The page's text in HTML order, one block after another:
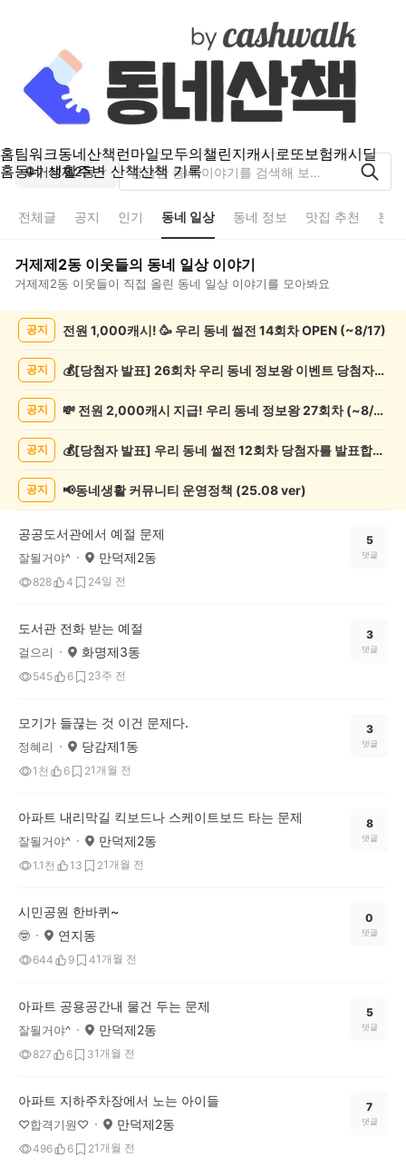
홈팀워크동네산책 런마일모두의챌린지캐시로또보험캐시딜
홈동네 생활주변 산책산책 기록
거제제2동
전체글 공지 인기 동네 일상 동네 정보 맛집 추천 분
거제제2동 이웃들의 동네 일상이야기
거제제2동 이웃들이 직접 올린 동네 일상 이야기를 모아봐요
글
공지 전원 1,000캐시! 🥳 우리 동네 썰전 14회차 OPEN (~8/17)
공지 💰[당첨자 발표] 26회차 우리 동네 정보왕 이벤트 당첨자를 발표합니다!
공지 💸 전원 2,000캐시 지급! 우리 동네 정보왕 27회차 (~8/10)
공지 💰[당첨자 발표] 우리 동네 썰전 12회차 당첨자를 발표합니다!
공지 📢동네생활 커뮤니티 운영정책 (25.08 ver)
공공도서관에서 예절 문제
잘될거야^ 만덕제2동
828 4 24일 전
5
댓글
도서관 전화 받는 예절
걸으리 화명제3동
545 6 23주 전
3
댓글
모기가 들끊는 것 이건 문제다.
정혜리 당감제1동
1천 6 21개월 전
3
댓글
아파트 내리막길 킥보드나 스케이트보드 타는 문제
잘될거야^ 만덕제2동
1.1천 13 21개월 전
8
댓글
시민공원 한바퀴~
🤓 연지동
644 9 41개월 전
0
댓글
아파트 공용공간내 물건 두는 문제
잘될거야^ 만덕제2동
827 6 31개월 전
5
댓글
아파트 지하주차장에서 노는 아이들
♡합격기원♡ 만덕제2동
496 6 21개월 전
7
댓글